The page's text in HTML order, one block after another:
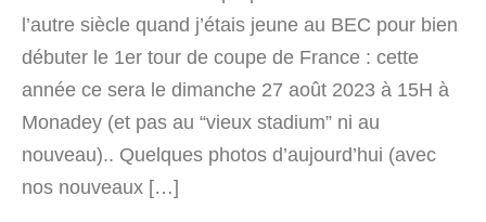
l’autre siècle quand j’étais jeune au BEC pour bien
débuter le 1er tour de coupe de France : cette
année ce sera le dimanche 27 août 2023 à 15H à
Monadey (et pas au “vieux stadium” ni au
nouveau).. Quelques photos d’aujourd’hui (avec
nos nouveaux […]